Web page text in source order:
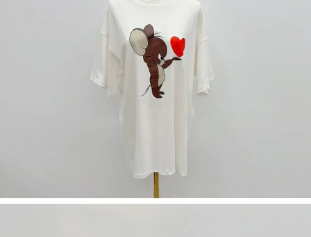
恩沛科技股份有限公司將有權停止該用戶之使用額度並採取法律行動。